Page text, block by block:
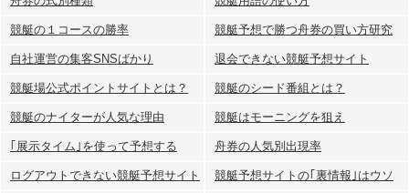
競艇の１コースの勝率 競艇予想で勝つ舟券の買い方研究
自社運営の集客SNSばかり 退会できない競艇予想サイト
競艇場公式ポイントサイトとは？ 競艇のシード番組とは？
競艇のナイターが人気な理由 競艇はモーニングを狙え
｢展示タイム｣を使って予想する 舟券の人気別出現率
ログアウトできない競艇予想サイト 競艇予想サイトの｢裏情報｣はウソ